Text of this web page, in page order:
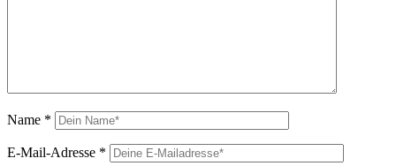
Name *
E-Mail-Adresse *